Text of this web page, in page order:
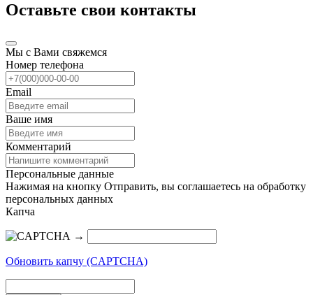
Оставьте свои контакты
Мы с Вами свяжемся
Номер телефона
Email
Ваше имя
Комментарий
Персональные данные
Нажимая на кнопку Отправить, вы соглашаетесь на обработку
персональных данных
Капча
→
Обновить капчу (CAPTCHA)